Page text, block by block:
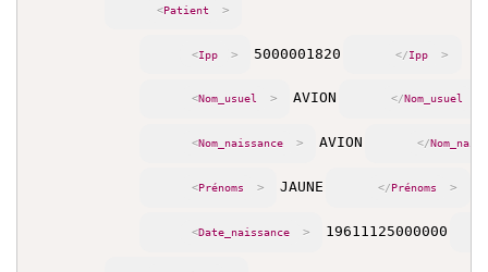
<Patient >
<Ipp > 5000001820 </Ipp >
<Nom_usuel > AVION </Nom_usuel
<Nom_naissance > AVION </
<Prénoms > JAUNE </Prénoms >
<Date_naissance > 19611125000000